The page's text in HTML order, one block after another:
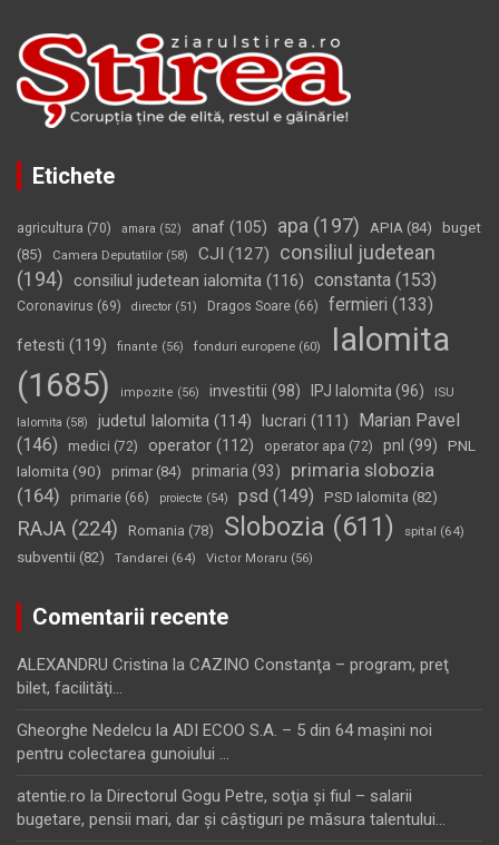
Etichete
agricultura (70) amara (52) anaf (105) apa (197) APIA (84)
buget
(85)
Camera Deputatilor (58) CJI (127)
consiliul judetean
(194) consiliul judetean ialomita (116) constanta (153)
Coronavirus (69) director (51) Dragos Soare (66) fermieri (133)
fetesti (119) finante (56) fonduri europene (60)
Ialomita
(1685)
impozite (56) investitii (98) IPJ Ialomita (96) ISU
Ialomita (58) judetul Ialomita (114) lucrari (111)
Marian Pavel
(146)
medici (72) operator (112) operator apa (72) pnl (99)
PNL
Ialomita (90) primar(84) primaria (93)
primaria slobozia
(164)
primarie (66) proiecte (54) psd (149) PSD Ialomita (82)
RAJA (224) Romania (78) Slobozia (611) spital (64)
subventii (82) Tandarei (64) Victor Moraru (56)
Comentarii recente
ALEXANDRU Cristina la CAZINO Constanţa – program, preţ
bilet, facilităţi…
Gheorghe Nedelcu la ADI ECOO S.A. – 5 din 64 maşini noi
pentru colectarea gunoiului …
atentie.ro la Directorul Gogu Petre, soţia şi fiul – salarii
bugetare, pensii mari, dar şi câştiguri pe măsura talentului…